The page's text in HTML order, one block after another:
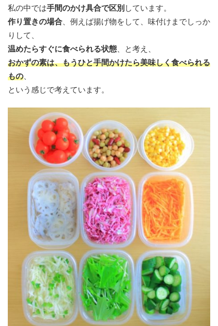
私の中では手間のかけ具合で区別 しています。
作り置きの場合 、例えば揚げ物をして、味付けまでしっか
りして、
温めたらすぐに食べられる状態 、と考え、
おかずの素は、もうひと手間かけたら美味しく食べられる
もの
という感じで考えています。